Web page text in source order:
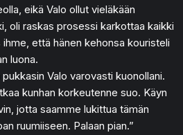
eikä Valo ollut vieläkään
oli raskas prosessi karkottaa kaikki
että hänen kehonsa kouristeli
luona.
Valo varovasti kuonollani.
kunhan korkeutenne suo. Käyn
jotta saamme lukittua tämän
ruumiiseen. Palaan pian.”